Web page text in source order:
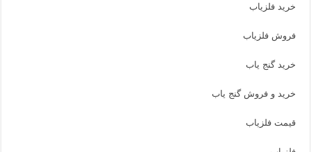
خرید فلزیاب
فروش فلزیاب
خرید گنج یاب
خرید و فروش گنج یاب
قیمت فلزیاب